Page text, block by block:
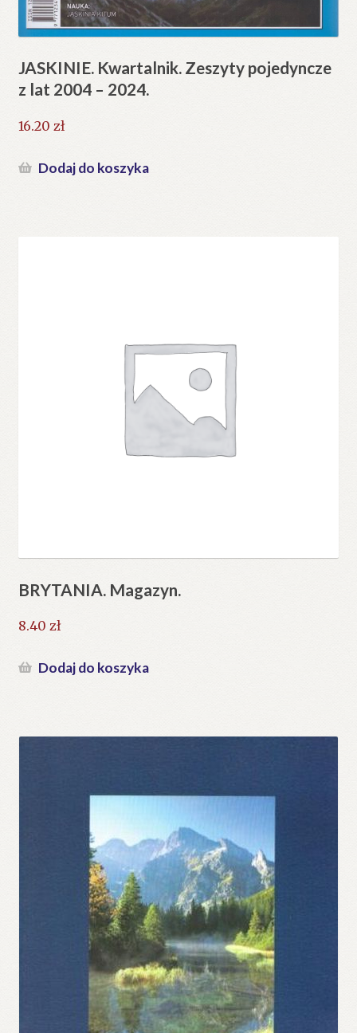
JASKINIE. Kwartalnik. Zeszyty pojedyncze
z lat 2004 – 2024.
16.20 zł
Dodaj do koszyka
BRYTANIA. Magazyn.
8.40 zł
Dodaj do koszyka